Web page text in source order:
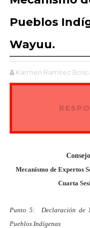
Pueblos
Wayuu.
Karmen Ramírez
Mecanismo de Expertos
Cuarta
Punto 5: Declaración de
Pueblos Indígenas